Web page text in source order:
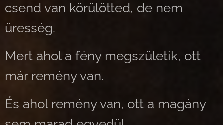
csend van körülötted, de nem
üresség.
Mert ahol a fény megszületik, ott
már remény van.
És ahol remény van, ott a magány